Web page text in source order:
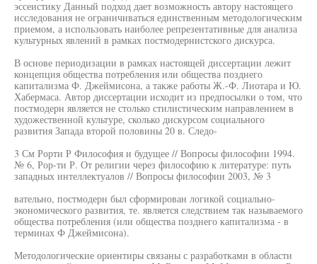
эссеистику Данный подход дает возможность автору настоящего
исследования не ограничиваться единственным методологическим
приемом, а использовать наиболее репрезентативные для анализа
культурных явлений в рамках постмодернистского дискурса.
В основе периодизации в рамках настоящей диссертации лежит
концепция общества потребления или общества позднего
капитализма Ф. Джеймисона, а также работы Ж.-Ф. Лиотара и Ю.
Хабермаса. Автор диссертации исходит из предпосылки о том, что
постмодерн является не столько стилистическим направлением в
художественной культуре, сколько дискурсом социального
развития Запада второй половины 20 в. Следо-
3 См Рорти Р Философия и будущее // Вопросы философии 1994.
№ 6, Рор-ти Р. От религии через философию к литературе: путь
западных интеллектуалов // Вопросы философии 2003, № 3
вательно, постмодерн был сформирован логикой социально-
экономического развития, те. является следствием так называемого
общества потребления (или общества позднего капитализма - в
терминах Ф Джеймисона).
Методологические ориентиры связаны с разработками в области